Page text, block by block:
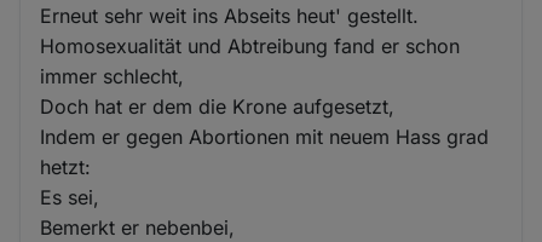
Erneut sehr weit ins Abseits heut' gestellt.
Homosexualität und Abtreibung fand er schon
immer schlecht,
Doch hat er dem die Krone aufgesetzt,
Indem er gegen Abortionen mit neuem Hass grad
hetzt:
Es sei,
Bemerkt er nebenbei,